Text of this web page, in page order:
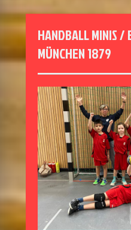
HANDBALL MINIS /
MÜNCHEN 1879